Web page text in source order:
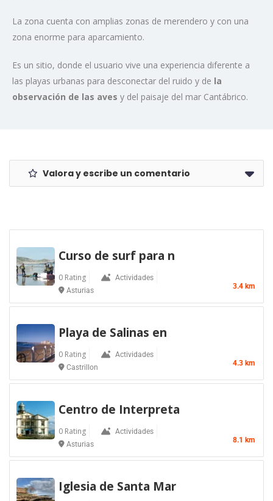
La zona cuenta con amplias zonas de merendero y con una
zona enorme para aparcamiento.
Es un sitio, donde el usuario vive una experiencia diferente a
las playas urbanas para desconectar del ruido y de la
observación de las aves y del paisaje del mar Cantábrico.
Valora y escribe un comentario
Curso de surf para n
0 Rating
Actividades
Asturias
3.4 km
Playa de Salinas en
0 Rating
Actividades
Castrillon
4.3 km
Centro de Interpreta
0 Rating
Actividades
Asturias
8.1 km
Iglesia de Santa Mar